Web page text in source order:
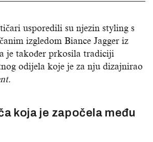
usporedili su njezin styling s
izgledom Biance Jagger iz
je također prkosila tradiciji
odijela koje je za nju dizajnirao
koja je započela među